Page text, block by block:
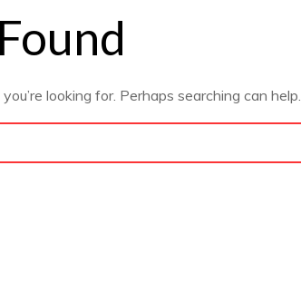
looking for. Perhaps searching can help.